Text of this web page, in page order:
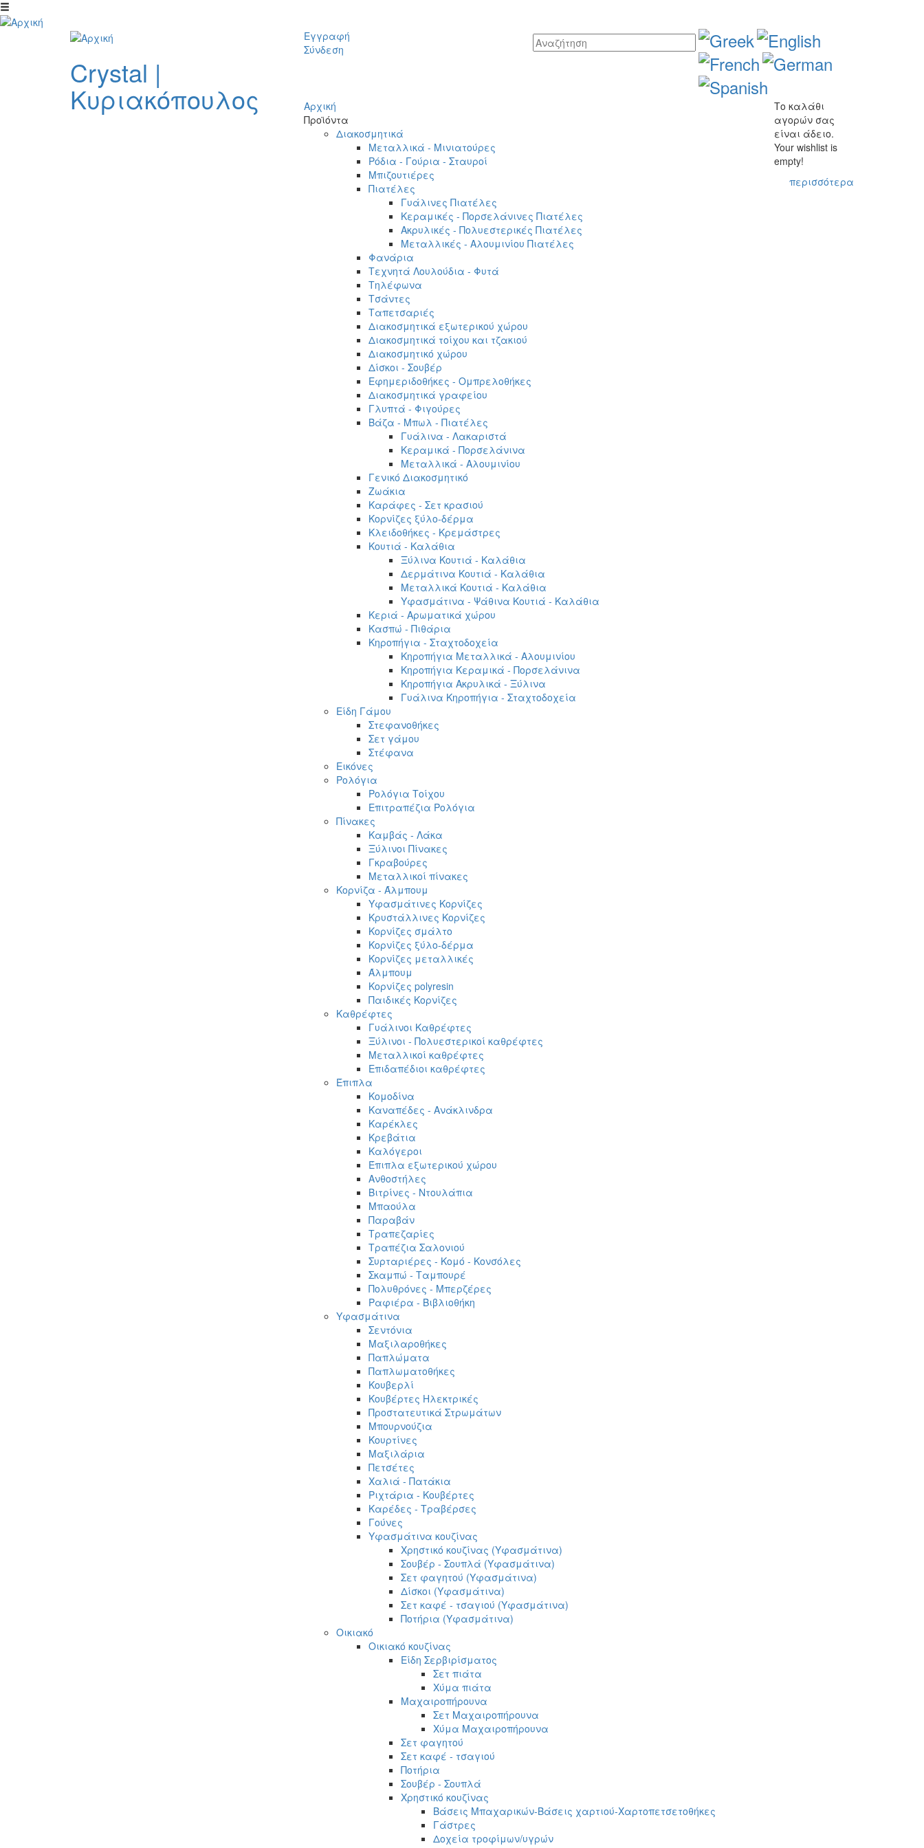
Παράκαμψη προς το κυρίως περιεχόμενο
Crystal |
Κυριακόπουλος
Εγγραφή
Σύνδεση
Αρχική
Προϊόντα
Διακοσμητικά
Μεταλλικά - Μινιατούρες
Ρόδια - Γούρια - Σταυροί
Μπιζουτιέρες
Πιατέλες
Γυάλινες Πιατέλες
Κεραμικές - Πορσελάνινες Πιατέλες
Ακρυλικές - Πολυεστερικές Πιατέλες
Μεταλλικές - Αλουμινίου Πιατέλες
Φανάρια
Τεχνητά Λουλούδια - Φυτά
Τηλέφωνα
Τσάντες
Ταπετσαριές
Διακοσμητικά εξωτερικού χώρου
Διακοσμητικά τοίχου και τζακιού
Διακοσμητικό χώρου
Δίσκοι - Σουβέρ
Εφημεριδοθήκες - Ομπρελοθήκες
Διακοσμητικά γραφείου
Γλυπτά - Φιγούρες
Βάζα - Μπωλ - Πιατέλες
Γυάλινα - Λακαριστά
Κεραμικά - Πορσελάνινα
Μεταλλικά - Αλουμινίου
Γενικό Διακοσμητικό
Ζωάκια
Καράφες - Σετ κρασιού
Κορνίζες ξύλο-δέρμα
Κλειδοθήκες - Κρεμάστρες
Κουτιά - Καλάθια
Ξύλινα Κουτιά - Καλάθια
Δερμάτινα Κουτιά - Καλάθια
Μεταλλικά Κουτιά - Καλάθια
Υφασμάτινα - Ψάθινα Κουτιά - Καλάθια
Κεριά - Αρωματικά χώρου
Κασπώ - Πιθάρια
Κηροπήγια - Σταχτοδοχεία
Κηροπήγια Μεταλλικά - Αλουμινίου
Κηροπήγια Κεραμικά - Πορσελάνινα
Κηροπήγια Ακρυλικά - Ξύλινα
Γυάλινα Κηροπήγια - Σταχτοδοχεία
Είδη Γάμου
Στεφανοθήκες
Σετ γάμου
Στέφανα
Εικόνες
Ρολόγια
Ρολόγια Τοίχου
Επιτραπέζια Ρολόγια
Πίνακες
Καμβάς - Λάκα
Ξύλινοι Πίνακες
Γκραβούρες
Μεταλλικοί πίνακες
Κορνίζα - Άλμπουμ
Υφασμάτινες Κορνίζες
Κρυστάλλινες Κορνίζες
Κορνίζες σμάλτο
Κορνίζες ξύλο-δέρμα
Κορνίζες μεταλλικές
Άλμπουμ
Κορνίζες polyresin
Παιδικές Κορνίζες
Καθρέφτες
Γυάλινοι Καθρέφτες
Ξύλινοι - Πολυεστερικοί καθρέφτες
Μεταλλικοί καθρέφτες
Επιδαπέδιοι καθρέφτες
Έπιπλα
Κομοδίνα
Καναπέδες - Ανάκλινδρα
Καρέκλες
Κρεβάτια
Καλόγεροι
Έπιπλα εξωτερικού χώρου
Ανθοστήλες
Βιτρίνες - Ντουλάπια
Μπαούλα
Παραβάν
Τραπεζαρίες
Τραπέζια Σαλονιού
Συρταριέρες - Κομό - Κονσόλες
Σκαμπώ - Ταμπουρέ
Πολυθρόνες - Μπερζέρες
Ραφιέρα - Βιβλιοθήκη
Υφασμάτινα
Σεντόνια
Μαξιλαροθήκες
Παπλώματα
Παπλωματοθήκες
Κουβερλί
Κουβέρτες Ηλεκτρικές
Προστατευτικά Στρωμάτων
Μπουρνούζια
Κουρτίνες
Μαξιλάρια
Πετσέτες
Χαλιά - Πατάκια
Ριχτάρια - Κουβέρτες
Καρέδες - Τραβέρσες
Γούνες
Υφασμάτινα κουζίνας
Χρηστικό κουζίνας (Υφασμάτινα)
Σουβέρ - Σουπλά (Υφασμάτινα)
Σετ φαγητού (Υφασμάτινα)
Δίσκοι (Υφασμάτινα)
Σετ καφέ - τσαγιού (Υφασμάτινα)
Ποτήρια (Υφασμάτινα)
Οικιακό
Οικιακό κουζίνας
Είδη Σερβιρίσματος
Σετ πιάτα
Χύμα πιάτα
Μαχαιροπήρουνα
Σετ Μαχαιροπήρουνα
Χύμα Μαχαιροπήρουνα
Σετ φαγητού
Σετ καφέ - τσαγιού
Ποτήρια
Σουβέρ - Σουπλά
Χρηστικό κουζίνας
Βάσεις Μπαχαρικών-Βάσεις χαρτιού-Χαρτοπετσετοθήκες
Γάστρες
Δοχεία τροφίμων/υγρών
Το καλάθι
αγορών σας
είναι άδειο.
Your wishlist is
empty!
περισσότερα